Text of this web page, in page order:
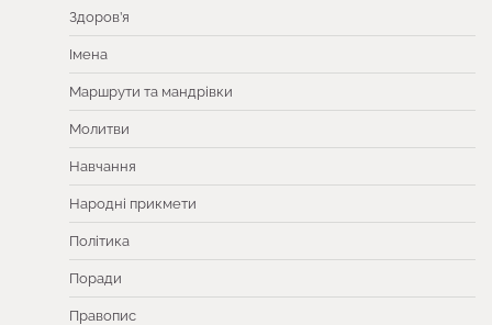
Здоров’я
Імена
Маршрути та мандрівки
Молитви
Навчання
Народні прикмети
Політика
Поради
Правопис